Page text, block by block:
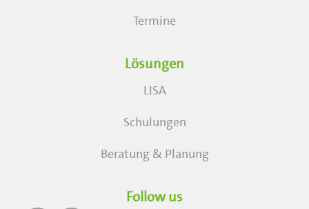
Termine
Lösungen
LISA
Schulungen
Beratung & Planung
Follow us